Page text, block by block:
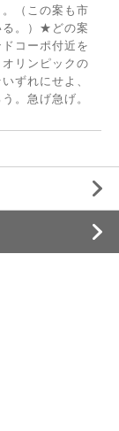
（この案も市
る。）★どの案
コーポ付近を
リンピックの
ずれにせよ、
。急げ急げ。